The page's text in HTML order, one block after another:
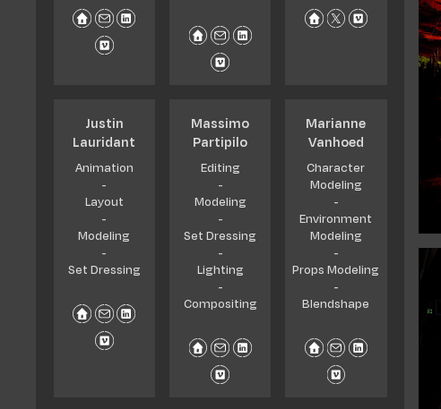
Justin
Lauridant
Animation
-
Layout
-
Modeling
-
Set Dressing
Massimo
Partipilo
Editing
-
Modeling
-
Set Dressing
-
Lighting
-
Compositing
Marianne
Vanhoed
Character
Modeling
-
Environment
Modeling
-
Props Modeling
-
Blendshape